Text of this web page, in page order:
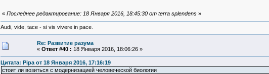
« Последнее редактирование: 18 Января 2016, 18:45:30 от terra splendens»
Audi, vide, tace - si vis vivere in pace.
Re: Развитие разума
« Ответ #40 : 18 Января 2016, 18:06:26 »
Цитата: Pipa от 18 Января 2016, 17:16:19
стоит ли возиться с модернизацией человеческой биологии